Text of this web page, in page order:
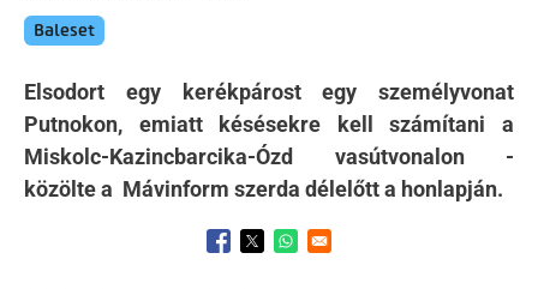
Baleset
Elsodort egy kerékpárost egy személyvonat
Putnokon, emiatt késésekre kell számítani a
Miskolc-Kazincbarcika-Ózd vasútvonalon -
közölte a Mávinform szerda délelőtt a honlapján.
Opens in a new window
Opens in a new window
Opens in a new window